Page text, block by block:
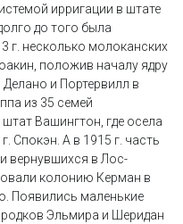
ирригации в штате
до того была
г. несколько молоканских
положив началу ядру
и Портервилл в
из 35 семей
Вашингтон, где осела
Спокэн. А в 1915 г. часть
вернувшихся в Лос-
колонию Керман в
Появились маленькие
Эльмира и Шеридан